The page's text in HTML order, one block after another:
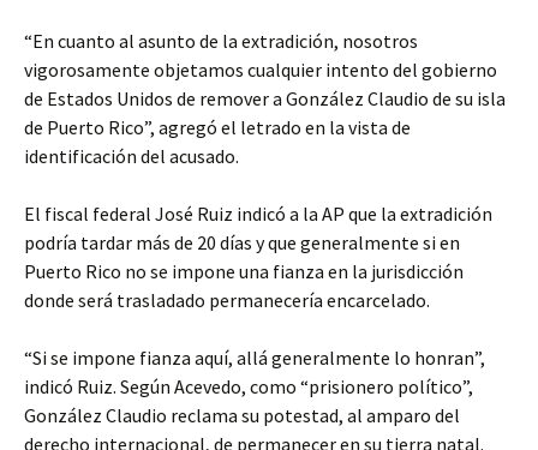
“En cuanto al asunto de la extradición, nosotros
vigorosamente objetamos cualquier intento del gobierno
de Estados Unidos de remover a González Claudio de su isla
de Puerto Rico”, agregó el letrado en la vista de
identificación del acusado.
El fiscal federal José Ruiz indicó a la AP que la extradición
podría tardar más de 20 días y que generalmente si en
Puerto Rico no se impone una fianza en la jurisdicción
donde será trasladado permanecería encarcelado.
“Si se impone fianza aquí, allá generalmente lo honran”,
indicó Ruiz. Según Acevedo, como “prisionero político”,
González Claudio reclama su potestad, al amparo del
derecho internacional, de permanecer en su tierra natal.